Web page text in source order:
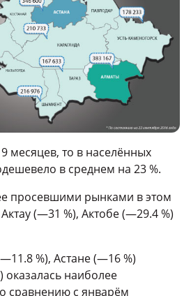
9 месяцев, то в населённых
в среднем на 23 %.
просевшими рынками в этом
(—31 %), Актобе (—29.4 %)
%), Астане (—16 %)
наиболее
сравнению с январём